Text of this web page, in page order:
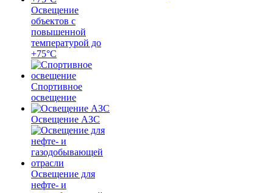
Освещение
объектов с
повышенной
температурой до
+75°C
Спортивное
освещение
Освещение АЗС
Освещение для
нефте- и